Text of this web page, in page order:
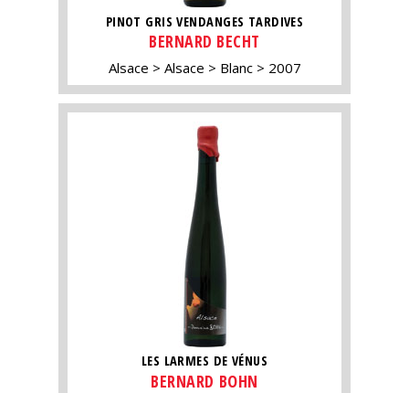
PINOT GRIS VENDANGES TARDIVES
BERNARD BECHT
Alsace Alsace Blanc 2007
LES LARMES DE VÉNUS
BERNARD BOHN